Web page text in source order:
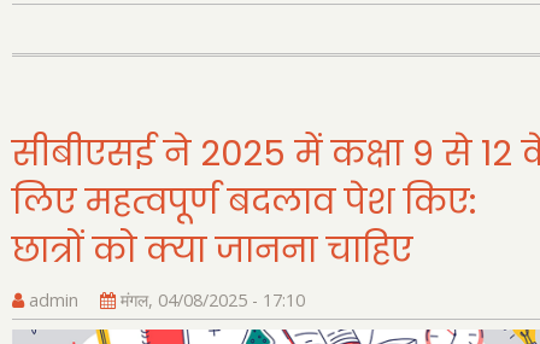
50
सीबीएसई ने 2025 में कक्षा 9 से 12
लिए महत्वपूर्ण बदलाव पेश किए:
छात्रों को क्या जानना चाहिए
admin मंगल, 04/08/2025 - 17:10